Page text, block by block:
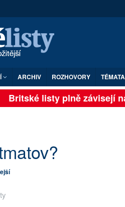
ARCHIV ROZHOVORY TÉMATA
Britské listy plně závisejí